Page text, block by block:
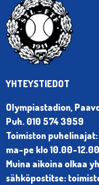
YHTEYSTIEDOT
Olympiastadion,
Puh. 010 574 3959
Toimiston puhelinajat:
ma-pe klo 10.00-12.00
Muina aikoina olkaa
sähköpostitse: